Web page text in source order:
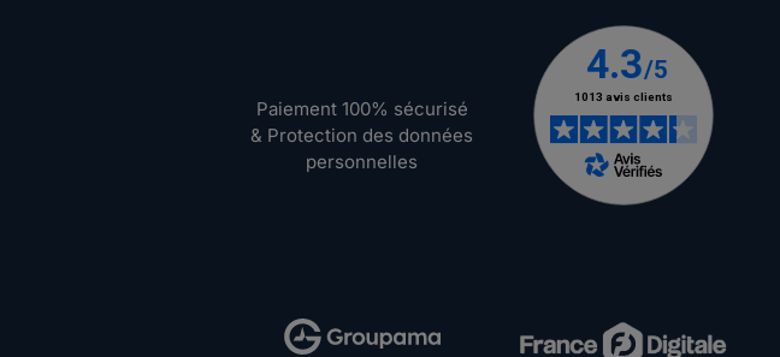
Paiement 100% sécurisé
& Protection des données
personnelles